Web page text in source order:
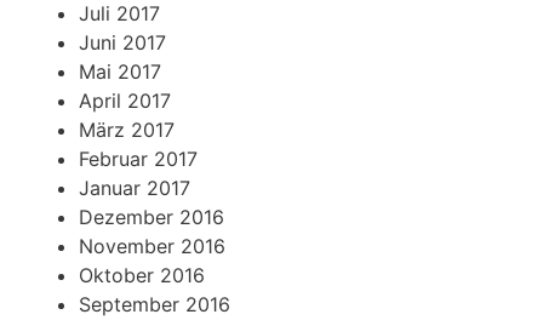
Juli 2017
Juni 2017
Mai 2017
April 2017
März 2017
Februar 2017
Januar 2017
Dezember 2016
November 2016
Oktober 2016
September 2016